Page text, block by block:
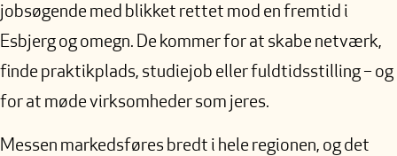
jobsøgende med blikket rettet mod en fremtid i
Esbjerg og omegn. De kommer for at skabe netværk,
finde praktikplads, studiejob eller fuldtidsstilling – og
for at møde virksomheder som jeres.
Messen markedsføres bredt i hele regionen, og det